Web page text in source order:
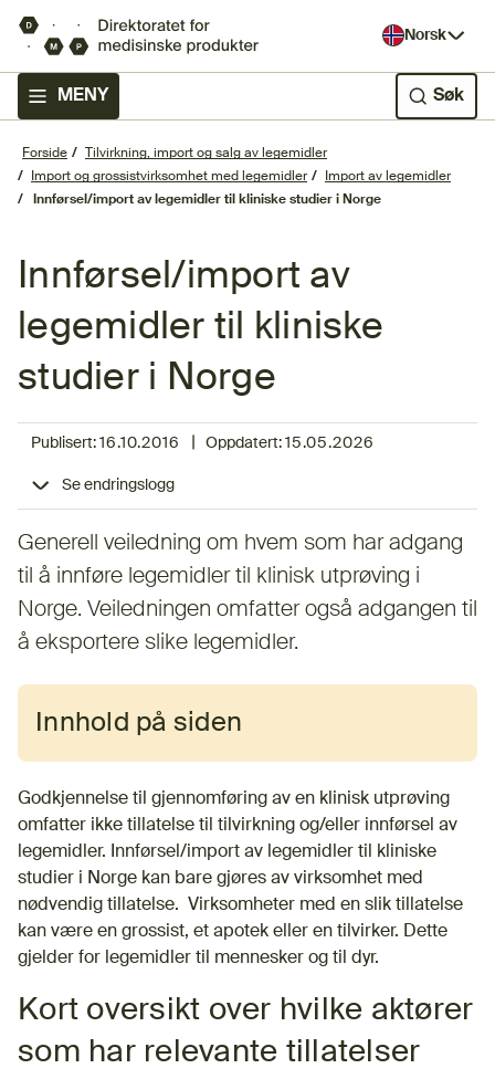
Norsk
MENY Søk
Forside
Tilvirkning, import og salg av legemidler
Import og grossistvirksomhet med legemidler
Import av legemidler
Innførsel/import av legemidler til kliniske studier i Norge
Innførsel/import av
legemidler til kliniske
studier i Norge
Publisert: 16.10.2016 Oppdatert:15.05.2026
Se endringslogg
Generell veiledning om hvem som har adgang
til å innføre legemidler til klinisk utprøving i
Norge. Veiledningen omfatter også adgangen til
å eksportere slike legemidler.
Innhold på siden
Godkjennelse til gjennomføring av en klinisk utprøving
omfatter ikke tillatelse til tilvirkning og/eller innførsel av
legemidler. Innførsel/import av legemidler til kliniske
studier i Norge kan bare gjøres av virksomhet med
nødvendig tillatelse. Virksomheter med en slik tillatelse
kan være en grossist, et apotek eller en tilvirker. Dette
gjelder for legemidler til mennesker og til dyr.
Kort oversikt over hvilke aktører
som har relevante tillatelser